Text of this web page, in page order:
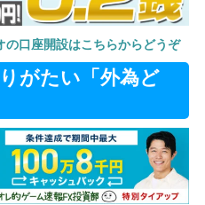
の口座開設はこちらからどうぞ
がたい「外為ど